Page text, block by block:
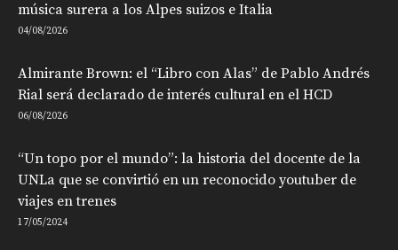
música surera a los Alpes suizos e Italia
04/08/2026
Almirante Brown: el “Libro con Alas” de Pablo Andrés
Rial será declarado de interés cultural en el HCD
06/08/2026
“Un topo por el mundo”: la historia del docente de la
UNLa que se convirtió en un reconocido youtuber de
viajes en trenes
17/05/2024